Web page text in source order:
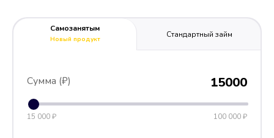
Самозанятым
Новый продукт
Стандартный займ
Сумма (₽) 15000
15 000 ₽ 100 000 ₽